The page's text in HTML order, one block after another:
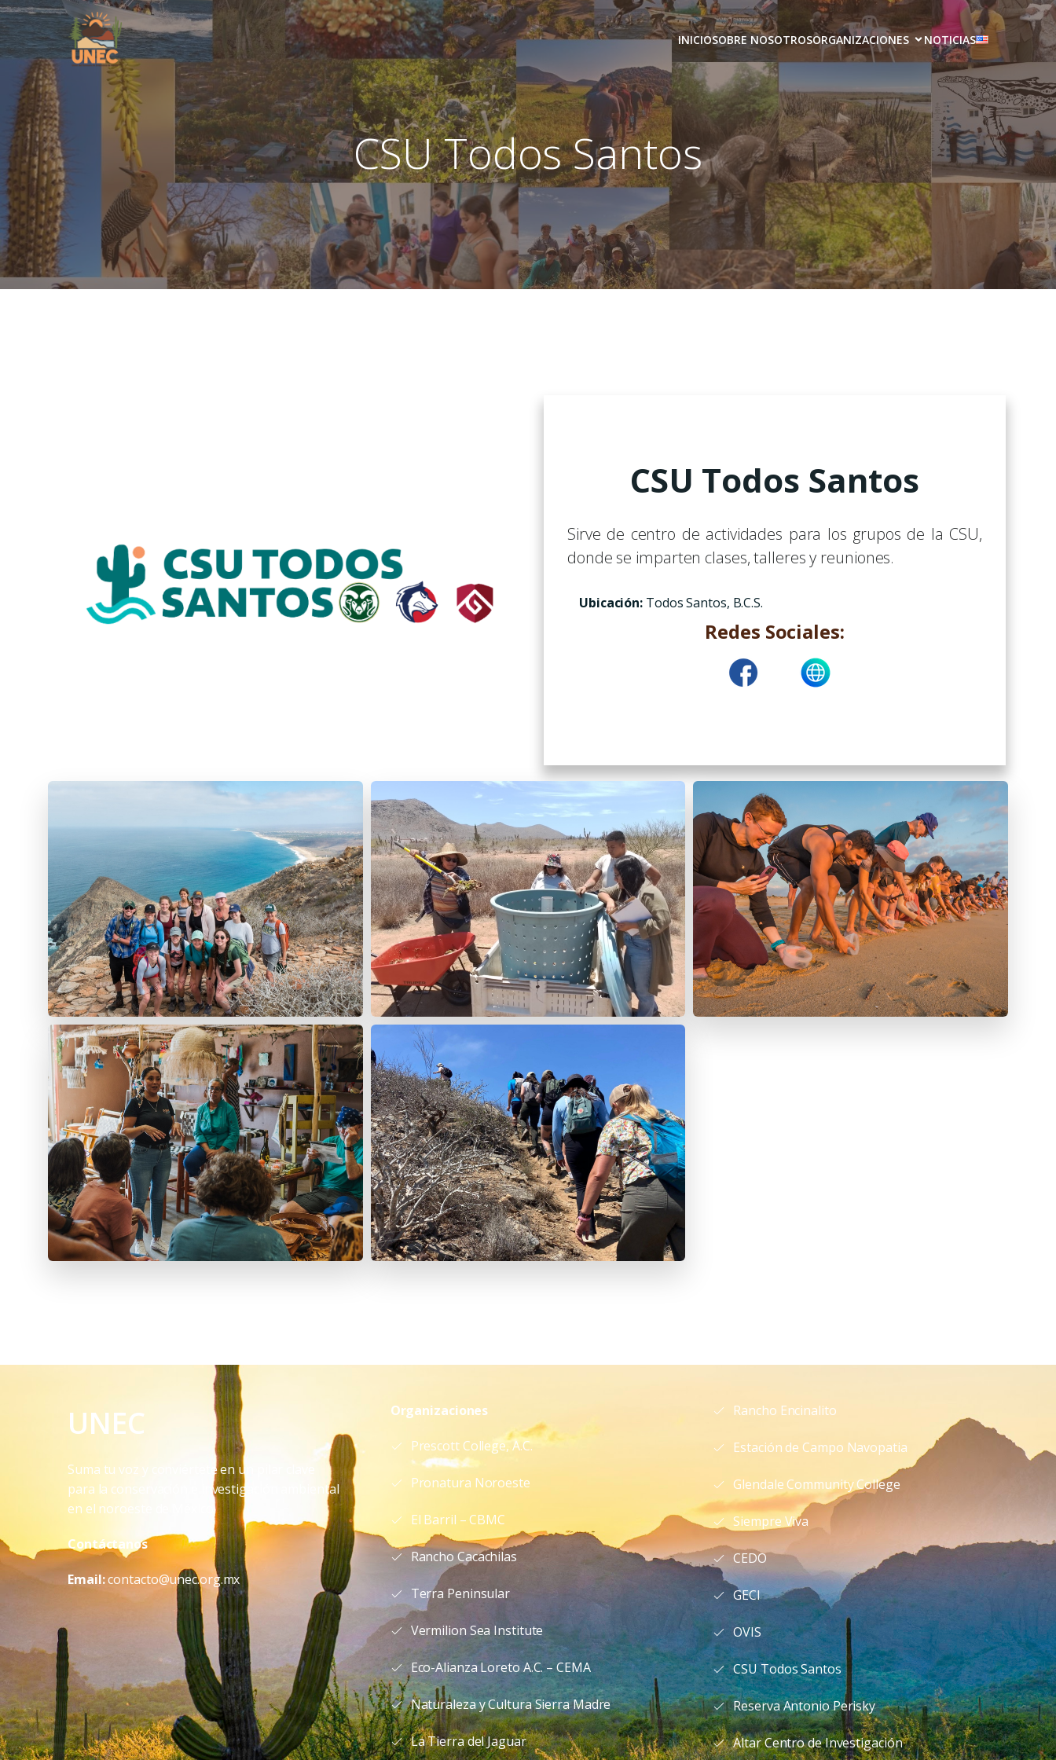
INICIOSOBRE NOSOTROSORGANIZACIONES NOTICIAS
CSU Todos Santos
CSU Todos Santos
Sirve de centro de actividades para los grupos de la CSU,
donde se imparten clases, talleres y reuniones.
Ubicación: Todos Santos, B.C.S.
Redes Sociales:
UNEC
Suma tu voz y conviértete en un pilar clave
para la conservación e investigación ambiental
en el noroeste de México
Contáctanos
Email:contacto@unec.org.mx
Organizaciones
Prescott College, A.C.
Pronatura Noroeste
El Barril – CBMC
Rancho Cacachilas
Terra Peninsular
Vermilion Sea Institute
Eco-Alianza Loreto A.C. – CEMA
Naturaleza y Cultura Sierra Madre
La Tierra del Jaguar
Rancho Encinalito
Estación de Campo Navopatia
Glendale Community College
Siempre Viva
CEDO
GECI
OVIS
CSU Todos Santos
Reserva Antonio Perisky
Altar Centro de Investigación